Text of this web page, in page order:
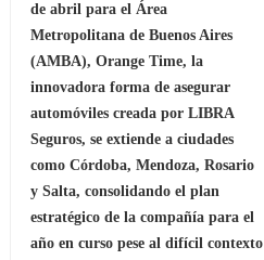
de abril para el Área
Metropolitana de Buenos Aires
(AMBA), Orange Time, la
innovadora forma de asegurar
automóviles creada por LIBRA
Seguros, se extiende a ciudades
como Córdoba, Mendoza, Rosario
y Salta, consolidando el plan
estratégico de la compañía para el
año en curso pese al difícil contexto